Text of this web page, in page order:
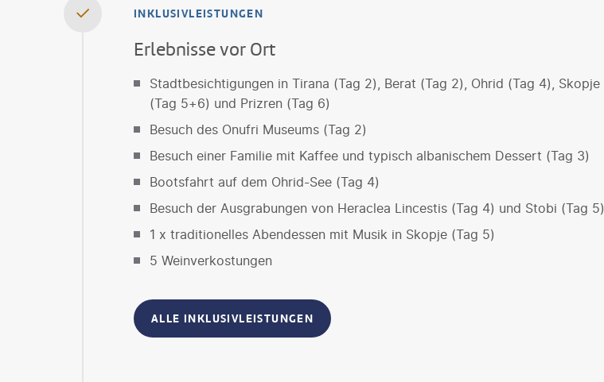
INKLUSIVLEISTUNGEN
Erlebnisse vor Ort
Stadtbesichtigungen in Tirana (Tag 2), Berat (Tag 2), Ohrid (Tag 4), Skopje
(Tag 5+6) und Prizren (Tag 6)
Besuch des Onufri Museums (Tag 2)
Besuch einer Familie mit Kaffee und typisch albanischem Dessert (Tag 3)
Bootsfahrt auf dem Ohrid-See (Tag 4)
Besuch der Ausgrabungen von Heraclea Lincestis (Tag 4) und Stobi (Tag 5)
1 x traditionelles Abendessen mit Musik in Skopje (Tag 5)
5 Weinverkostungen
ALLE INKLUSIVLEISTUNGEN